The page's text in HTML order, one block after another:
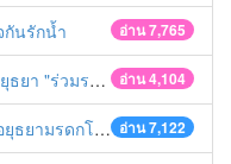
อ่าน 7,765
กันรักน้ำ
อ่าน 4,104
เทศกาลสงกรานต์ ปี 2561
อ่าน 7,122
ยามรดกโลก